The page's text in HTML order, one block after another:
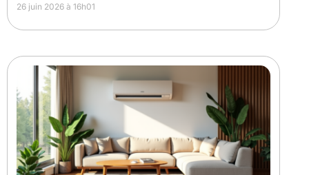
26 juin 2026 à 16h01